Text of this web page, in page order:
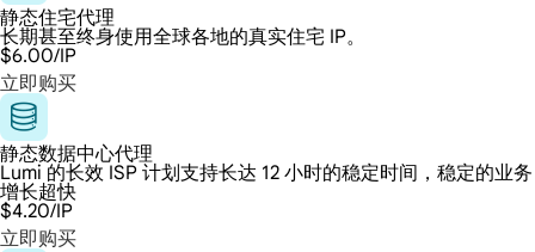
静态住宅代理
长期甚至终身使用全球各地的真实住宅 IP。
$6.00/IP
立即购买
静态数据中心代理
Lumi 的长效 ISP 计划支持长达 12 小时的稳定时间，稳定的业务
增长超快
$4.20/IP
立即购买